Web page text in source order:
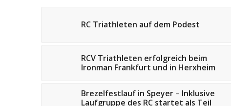
RC Triathleten auf dem Podest
RCV Triathleten erfolgreich beim
Ironman Frankfurt und in Herxheim
Brezelfestlauf in Speyer – Inklusive
Laufgruppe des RC startet als Teil